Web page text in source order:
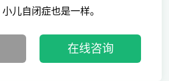
儿自闭症也是一样。
在线咨询